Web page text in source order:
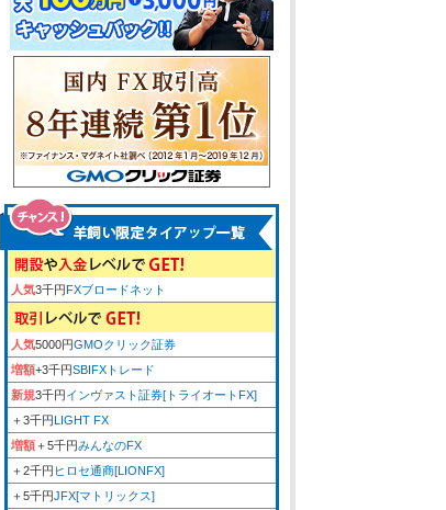
人気3千円FXブロードネット
人気5000円GMOクリック証券
増額+3千円SBIFXトレード
新規3千円インヴァスト証券[トライオートFX]
＋3千円LIGHT FX
増額＋5千円みんなのFX
＋2千円 ヒロセ通商[LIONFX]
＋5千円JFX[マトリックス]